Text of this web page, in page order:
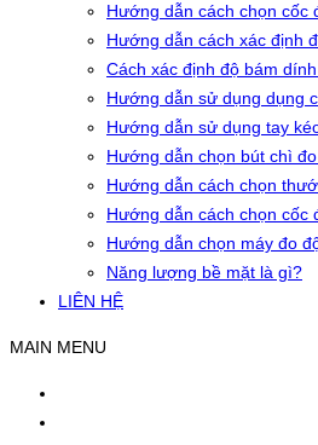
Hướng dẫn cách chọn cốc
Hướng dẫn cách xác định
Cách xác định độ bám
Hướng dẫn sử dụng dụng
Hướng dẫn sử dụng tay
Hướng dẫn chọn bút chì
Hướng dẫn cách chọn
Hướng dẫn cách chọn cốc
Hướng dẫn chọn máy đo
Năng lượng bề mặt là gì?
LIÊN HỆ
MAIN MENU